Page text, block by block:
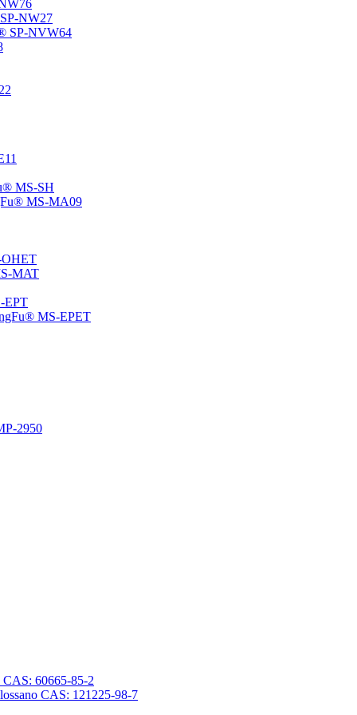
NW27
SP-NVW64
MS-SH
MS-MA09
OHET
MAT
EPT
MS-EPET
2950
CAS: 60665-85-2
CAS: 121225-98-7